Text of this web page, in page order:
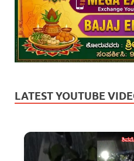
LATEST YOUTUBE